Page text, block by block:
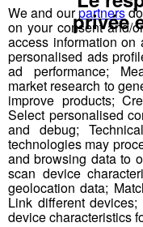
des binômes.
Pour mener à
remporter la
ils pourront
l’association,et
également
binômes,
classes pour
nécessaires pour
possible en vue de
We and ourpartners
on your consent and/
access information
personalised ads
ad performance;
market research to
improve products;
Select personalised
and debug;
technologies may
and browsing data to
scan device
geolocation data;
Link different
device characteristics
privée